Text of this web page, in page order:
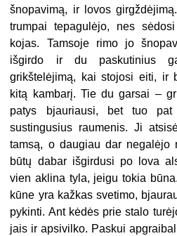
šnopavimą, ir lovos
trumpai tepagulėjo, nes
kojas. Tamsoje rimo jo
išgirdo ir du paskutinius
grikštelėjimą, kai stojosi eiti, ir
kitą kambarį. Tie du garsai –
patys bjauriausi, bet tuo
sustingusius raumenis. Ji
tamsą, o daugiau dar
būtų dabar išgirdusi po lova
vien aklina tyla, jeigu tokia
kūne yra kažkas svetimo,
pykinti. Ant kėdės prie stalo
jais ir apsivilko. Paskui